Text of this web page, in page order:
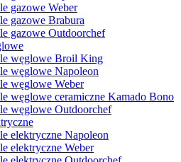
gazowe Weber
gazowe Brabura
gazowe Outdoorchef
węglowe Broil King
węglowe Napoleon
węglowe Weber
węglowe ceramiczne Kamado Bono
węglowe Outdoorchef
elektryczne Napoleon
elektryczne Weber